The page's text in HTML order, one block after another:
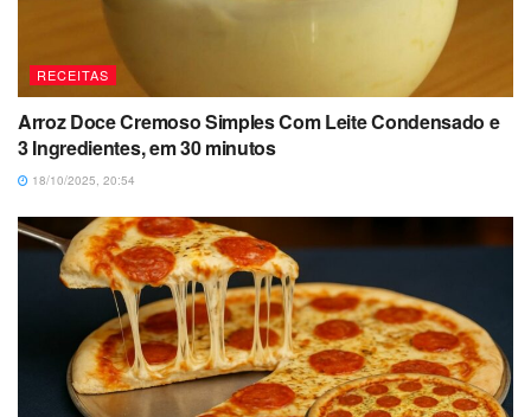
RECEITAS
Arroz Doce Cremoso Simples Com Leite Condensado e
3 Ingredientes, em 30 minutos
18/10/2025, 20:54